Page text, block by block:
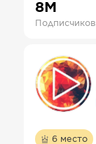
8М
Подписчиков
6 место